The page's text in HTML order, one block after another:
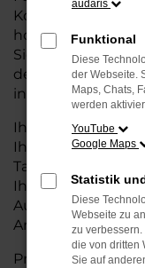
Konditionen. Mit
hohen Effizienz
den Stadtverkehr
ins Umland.
Ihr VW Autohaus
Ihnen mit einer
Ihnen, den Golf in
Anforderungen
Profitieren Sie
audaris
Funktional
Diese
der Webseite.
Maps, Chats,
werden
YouTube
Google Maps
Statistik
Diese
Webseite zu
zu
die von dritten
Sie auf